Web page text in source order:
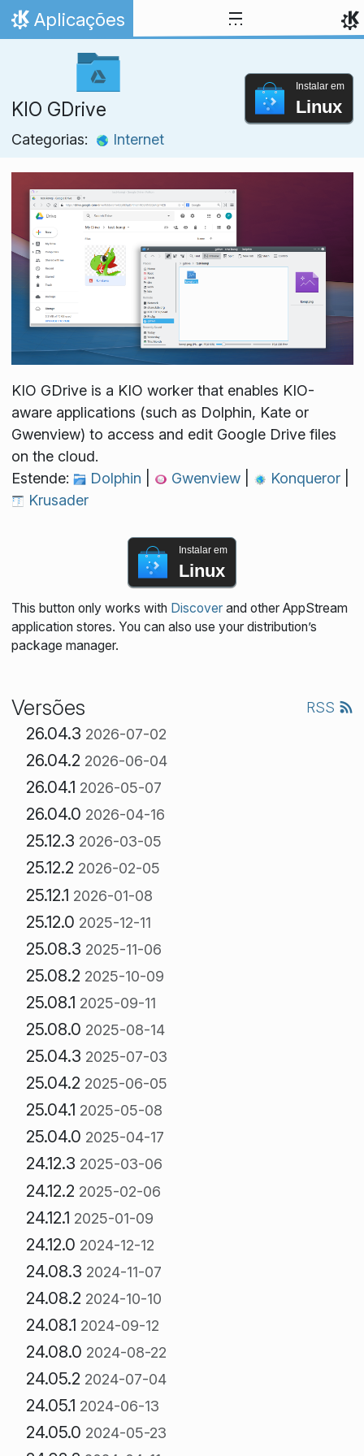
Ir para o conteúdo
Início
Aplicações
KIO GDrive
Categorias: Internet
Instalar em
Linux
KIO GDrive is a KIO worker that enables KIO-
aware applications (such as Dolphin, Kate or
Gwenview) to access and edit Google Drive files
on the cloud.
Estende:
Dolphin Gwenview Konqueror
Krusader
Instalar em
Linux
This button only works with Discoverand other AppStream
application stores. You can also use your distribution’s
package manager.
Versões RSS
26.04.3 2026-07-02
26.04.2 2026-06-04
26.04.1 2026-05-07
26.04.0 2026-04-16
25.12.3 2026-03-05
25.12.2 2026-02-05
25.12.1 2026-01-08
25.12.0 2025-12-11
25.08.3 2025-11-06
25.08.2 2025-10-09
25.08.1 2025-09-11
25.08.0 2025-08-14
25.04.3 2025-07-03
25.04.2 2025-06-05
25.04.1 2025-05-08
25.04.0 2025-04-17
24.12.3 2025-03-06
24.12.2 2025-02-06
24.12.1 2025-01-09
24.12.0 2024-12-12
24.08.3 2024-11-07
24.08.2 2024-10-10
24.08.1 2024-09-12
24.08.0 2024-08-22
24.05.2 2024-07-04
24.05.1 2024-06-13
24.05.0 2024-05-23